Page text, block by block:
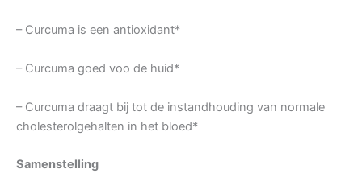
– Curcuma is een antioxidant*
– Curcuma goed voo de huid*
– Curcuma draagt bij tot de instandhouding van normale
cholesterolgehalten in het bloed*
Samenstelling